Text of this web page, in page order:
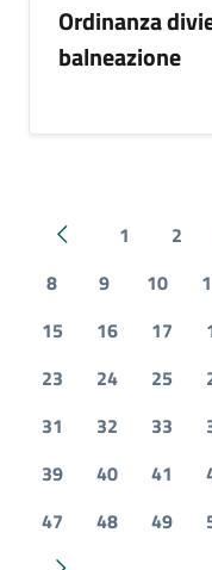
Ordinanza
balneazione
Pagina precedente
1 2
8
9 10
15
16 17
23
24 25
31
32 33
39
40 41
47
48 49